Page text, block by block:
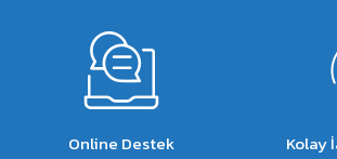
Online Destek Kolay